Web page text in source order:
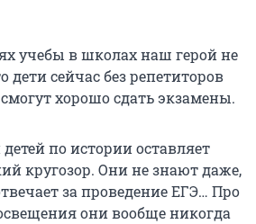
учебы в школах наш герой не
дети сейчас без репетиторов
хорошо сдать экзамены.
по истории оставляет
кругозор. Они не знают даже,
за проведение ЕГЭ… Про
они вообще никогда